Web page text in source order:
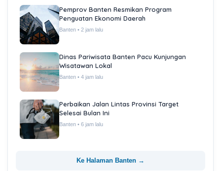
Pemprov Banten Resmikan Program
Penguatan Ekonomi Daerah
Banten • 2 jam lalu
Dinas Pariwisata Banten Pacu Kunjungan
Wisatawan Lokal
Banten • 4 jam lalu
Perbaikan Jalan Lintas Provinsi Target
Selesai Bulan Ini
Banten • 6 jam lalu
Ke Halaman Banten →